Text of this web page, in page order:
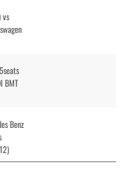
vs
BMT
Benz